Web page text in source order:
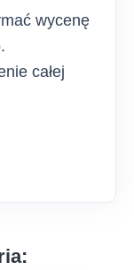
wycenę
całej